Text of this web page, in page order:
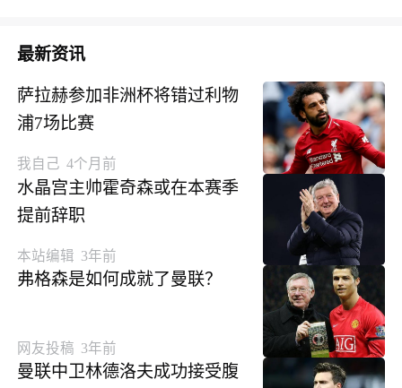
最新资讯
萨拉赫参加非洲杯将错过利物
浦7场比赛
我自己 4个月前
水晶宫主帅霍奇森或在本赛季
提前辞职
本站编辑 3年前
弗格森是如何成就了曼联？
网友投稿 3年前
曼联中卫林德洛夫成功接受腹